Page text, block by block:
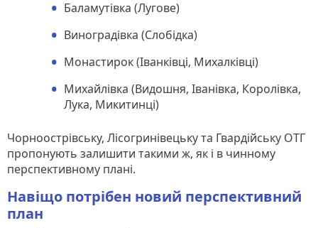
Баламутівка (Лугове)
Виноградівка (Слобідка)
Монастирок (Іванківці, Михалківці)
Михайлівка (Видошня, Іванівка, Королівка,
Лука, Микитинці)
Чорноострівську, Лісогринівецьку та Гвардійську ОТГ
пропонують залишити такими ж, як і в чинному
перспективному плані.
Навіщо потрібен новий перспективний
план